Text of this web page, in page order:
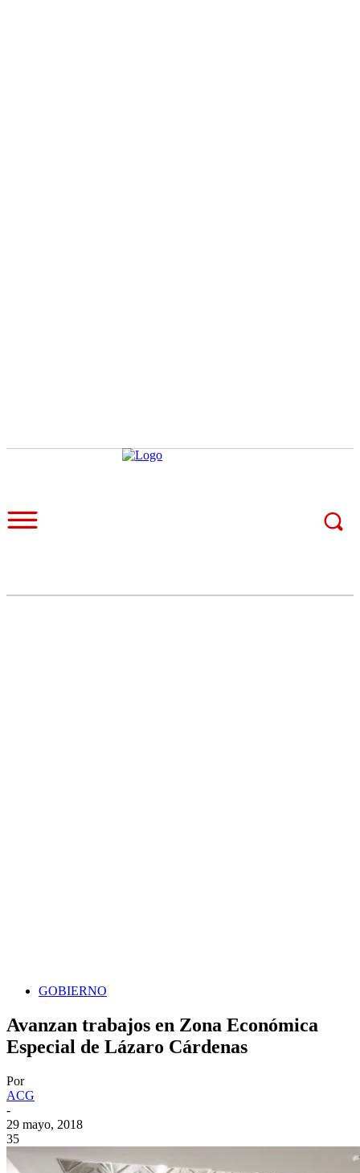
GOBIERNO
Avanzan trabajos en Zona Económica
Especial de Lázaro Cárdenas
Por
ACG
-
29 mayo, 2018
35